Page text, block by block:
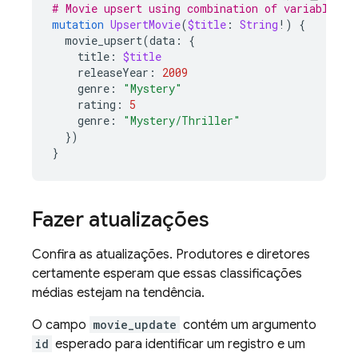
# Movie upsert using combination of variables
mutation UpsertMovie($title : String !)
{
movie_upsert(data :
{
title : $title
releaseYear :
2009
genre :
"Mystery"
rating :
5
genre :
"Mystery/Thriller"
})
}
Fazer atualizações
Confira as atualizações. Produtores e diretores
certamente esperam que essas classificações
médias estejam na tendência.
O campo movie_update contém um argumento
id esperado para identificar um registro e um